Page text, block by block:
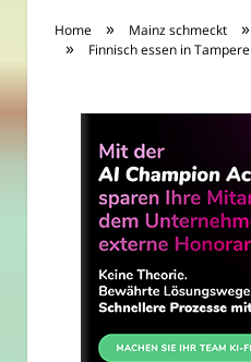
Home » Mainz schmeckt »
» Finnisch essen in Tampere